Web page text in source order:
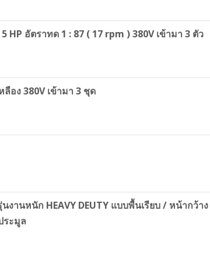
HP อัตราทด 1 : 87 ( 17 rpm ) 380V เข้ามา 3 ตัว
อง 380V เข้ามา 3 ชุด
งานหนัก HEAVY DEUTY แบบพื้นเรียบ / หน้ากว้า
ระมูล